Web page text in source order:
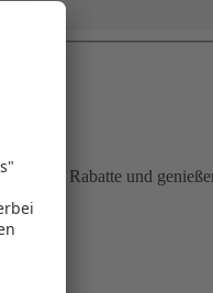
Rabatte und